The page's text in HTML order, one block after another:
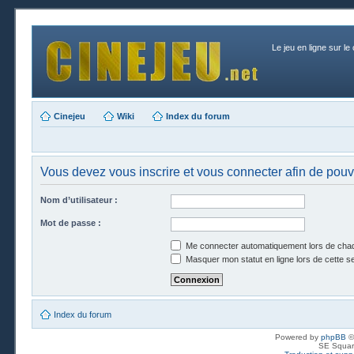
Le jeu en ligne sur le
Cinejeu Wiki Index du forum
Vous devez vous inscrire et vous connecter afin de
Nom d’utilisateur :
Mot de passe :
Me connecter automatiquement lors de
Masquer mon statut en ligne lors de cette
Index du forum
Powered by phpBB
SE